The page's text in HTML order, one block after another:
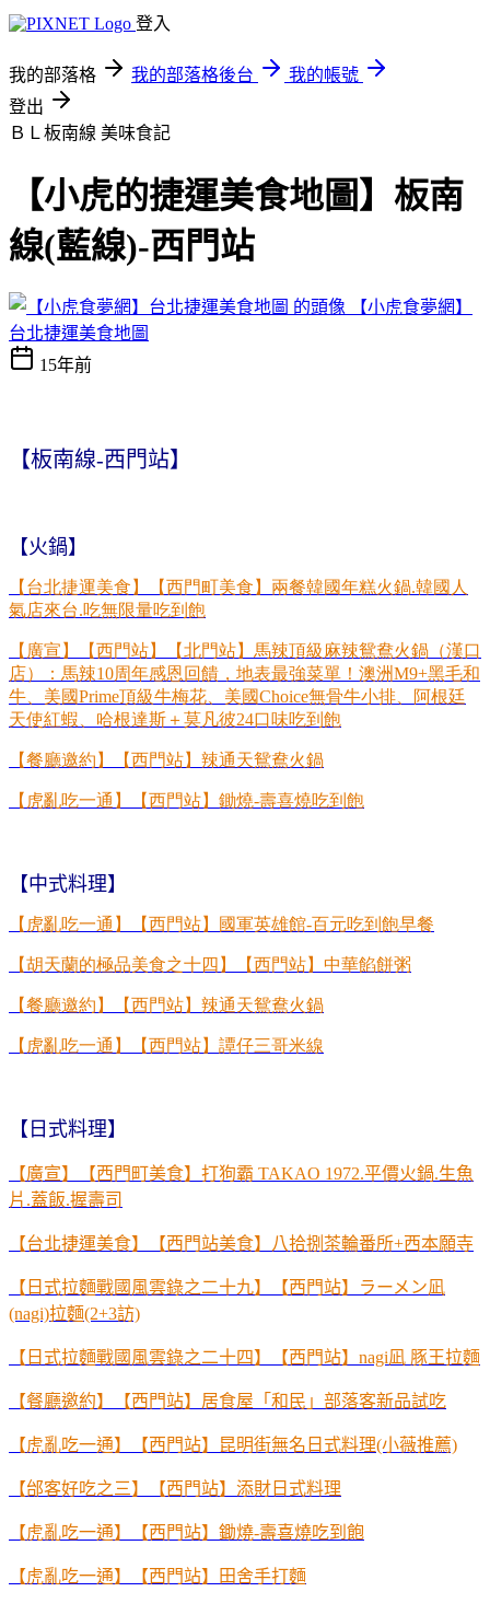
登入
我的部落格 我的部落格後台
我的帳號
登出
ＢＬ板南線 美味食記
【小虎的捷運美食地圖】板南
線(藍線)-西門站
【小虎食夢網】
台北捷運美食地圖
15年前
【板南線-西門站】
【火鍋】
【台北捷運美食】【西門町美食】兩餐韓國年糕火鍋.韓國人
氣店來台.吃無限量吃到飽
【 廣宣】【西門站】【北門站】馬辣頂級麻辣鴛鴦火鍋（漢口
店）：馬辣10周年感恩回饋，地表最強菜單！澳洲M9+黑毛和
牛、美國Prime頂級牛梅花、美國Choice無骨牛小排、阿根廷
天使紅蝦、哈根達斯＋莫凡彼24口味吃到飽
【餐廳邀約】【西門站】辣通天鴛鴦火鍋
【虎亂吃一通】【西門站】鋤燒-壽喜燒吃到飽
【中式料理】
【虎亂吃一通】【西門站】國軍英雄館-百元吃到飽早餐
【胡天蘭的極品美食之十四】【西門站】中華餡餅粥
【餐廳邀約】【西門站】辣通天鴛鴦火鍋
【虎亂吃一通】【西門站】譚仔三哥米線
【日式料理】
【廣宣】【西門町美食】打狗霸 TAKAO 1972.平價火鍋.生魚
片 .蓋飯.握壽司
【台北捷運美食】【西門站美食】八拾捌茶輪番所+西本願寺
【日式拉麵戰國風雲錄之二十九】【西門站】ラーメン凪
(nagi)拉麵(2+3訪)
【日式拉麵戰國風雲錄之二十四】【西門站】nagi凪 豚王拉麵
【餐廳邀約】【西門站】居食屋「和民」部落客新品試吃
【虎亂吃一通】【西門站】昆明街無名日式料理(小薇推薦)
【邰客好吃之三】【西門站】添財日式料理
【虎亂吃一通】【西門站】鋤燒-壽喜燒吃到飽
【虎亂吃一通】【西門站】田舍手打麵